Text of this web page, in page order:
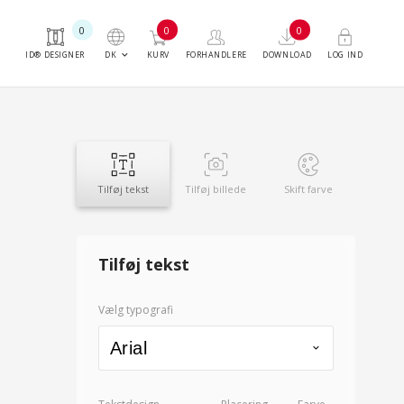
ID® DESIGNER
0
DK keyboard_arrow_down KURV
0
FORHANDLERE DOWNLOAD
0
LOG IND
Tilføj tekst Tilføj billede Skift farve
Tilføj tekst
Vælg typografi
Arial keyboard_arrow_down